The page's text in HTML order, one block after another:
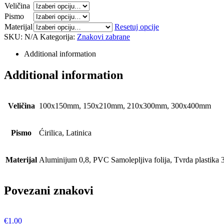
Veličina
Pismo
Materijal
Resetuj opcije
SKU: N/A Kategorija: Znakovi zabrane
Additional information
Additional information
Veličina 100x150mm, 150x210mm, 210x300mm, 300x400mm
Pismo Ćirilica, Latinica
Materijal Aluminijum 0,8, PVC Samolepljiva folija, Tvrda plastika
Povezani znakovi
€1.00